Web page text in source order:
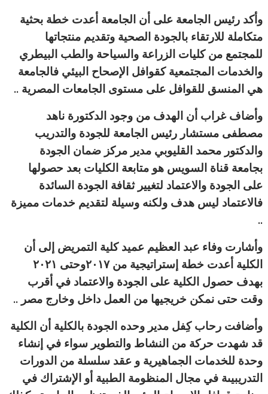
وأكد رئيس الجامعة على أن الجامعة أعدت خطة بحثية
متكاملة للارتقاء بالجودة الصحية وتقديم منتجاتها
للمجتمع من كليات الزراعة والسياحة والطب البيطري
والخدمات المجتمعية كقوافل الإصحاح البيئي فالجامعة
هي المنسق للقوافل على مستوى الجامعات المصرية ..
وأضاف غراب أن الهدف من وجود الدكتورة ناهد
مصطفى مستشار رئيس الجامعة للجودة والتدريب
والدكتور محمد القليوبي مدير مركز ضمان الجودة
بجامعة قناة السويس هو متابعة الكليات بعد حصولها
على الجودة والاعتماد لتغيير ثقافة الجودة السائدة
فالاعتماد ليس هدف ولكنه وسيلة لتقديم خدمات مميزة
..
وأشارت وفاء عبد العظيم عميد كلية التمريض إلى أن
الكلية أعدت خطة إستراتيجية من ٢٠١٧وحتى ٢٠٢١
بهدف حصول الكلية على الجودة والاعتماد في أقرب
وقت حتى نمكن خريجيها من العمل داخل وخارج مصر ..
وأضافت رحاب كِفل مدير وحده الجودة بالكلية أن الكلية
قد شهدت حركة من النشاط والتطوير سواء في إنشاء
وحدة للخدمات الجماهيرية و عقد سلسلة من الدورات
التدريبيىة في مجال المنظومة الطبية أو الإشتراك في